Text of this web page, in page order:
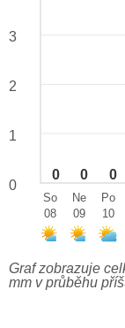
0 0 0
3
2
1
0
So
08
Ne
09
Po
10
Graf zobrazuje
mm v průběhu